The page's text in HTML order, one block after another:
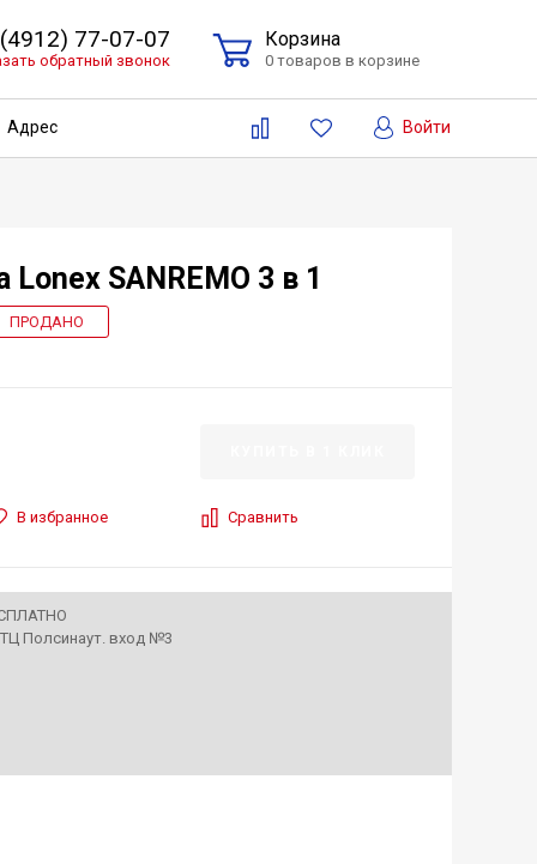
77-07-07
обратный звонок
Корзина
0 товаров в корзине
Адрес Войти
SANREMO 3 в 1
ПРОДАНО
В избранное Сравнить
ТЦ Полсинаут. вход №3